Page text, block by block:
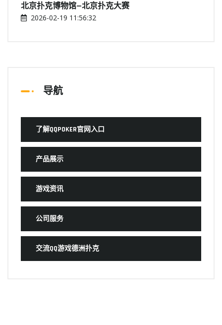
北京扑克博物馆—北京扑克大赛
2026-02-19 11:56:32
导航
了解QQPOKER官网入口
产品展示
游戏资讯
公司服务
交流QQ游戏德洲扑克